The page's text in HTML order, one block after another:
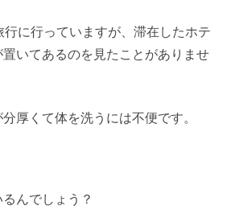
に行っていますが、滞在したホテ
いてあるのを見たことがありませ
厚くて体を洗うには不便です。
んでしょう？